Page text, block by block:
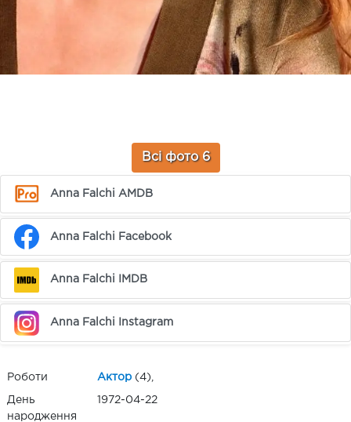
Всі фото 6
Anna Falchi AMDB
Anna Falchi Facebook
Anna Falchi IMDB
Anna Falchi Instagram
Роботи Актор (4),
День
народження
1972-04-22